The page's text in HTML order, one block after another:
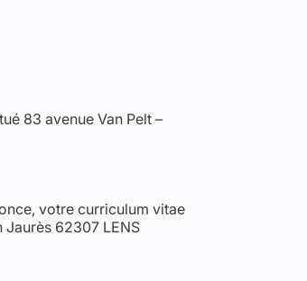
83 avenue Van Pelt –
votre curriculum vitae
Jaurès 62307 LENS